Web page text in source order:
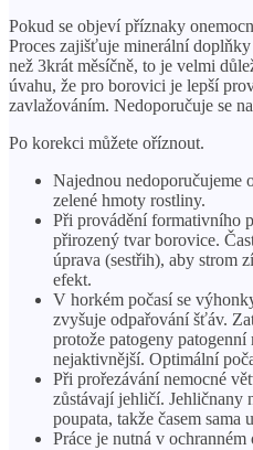
Pokud se objeví příznaky
Proces zajišťuje minerální
než 3krát měsíčně, to je velmi
úvahu, že pro borovici je lepší
zavlažováním. Nedoporučuje se
Po korekci můžete oříznout.
Najednou nedoporučujeme
zelené hmoty rostliny.
Při provádění formativního
přirozený tvar borovice.
úprava (sestřih), aby strom
efekt.
V horkém počasí se
zvyšuje odpařování šťáv.
protože patogeny
nejaktivnější. Optimální
Při prořezávání nemocné
zůstávají jehličí. Jehličnany
poupata, takže časem sama
Práce je nutná v ochranném